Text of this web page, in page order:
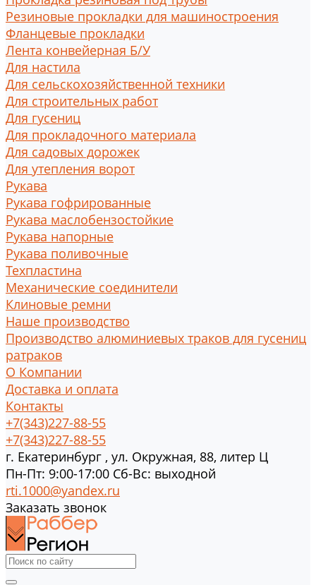
Резиновые прокладки для машиностроения
Фланцевые прокладки
Лента конвейерная Б/У
Для настила
Для сельскохозяйственной техники
Для строительных работ
Для гусениц
Для прокладочного материала
Для садовых дорожек
Для утепления ворот
Рукава
Рукава гофрированные
Рукава маслобензостойкие
Рукава напорные
Рукава поливочные
Техпластина
Механические соединители
Клиновые ремни
Наше производство
Производство алюминиевых траков для гусениц
ратраков
О Компании
Доставка и оплата
Контакты
+7(343)227-88-55
+7(343)227-88-55
г. Екатеринбург , ул. Окружная, 88, литер Ц
Пн-Пт: 9:00-17:00 Cб-Вс: выходной
rti.1000@yandex.ru
Заказать звонок